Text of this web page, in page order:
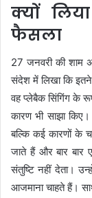
क्यों
फैसला
27 जनवरी की शाम
संदेश में लिखा कि इतने
वह प्लेबैक सिंगिंग के
कारण भी साझा
बल्कि कई कारणों के
जाते हैं और बार बार
संतुष्टि नहीं देता।
आजमाना चाहते हैं।